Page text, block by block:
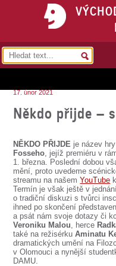
17. únor 2021
Někdo přijde –
NĚKDO PŘIJDE je název
Fosseho, jejíž premiéru v
1. března. Poslední dobou
mění, proto uvedeme
streamu na našemYouTube
Termín je však ještě v
o tradiční diskuzi s tvůrci
ihned po skončení
a psát nám svoje dotazy či
Veroniku Malou, herce
také na režisérkuAminatu
dramatických umění na
v Olomouci a nynější
DAMU.